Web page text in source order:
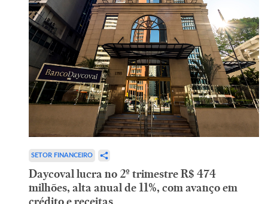
SETOR FINANCEIRO
Daycoval lucra no 2º trimestre R$ 474
milhões, alta anual de 11%, com avanço em